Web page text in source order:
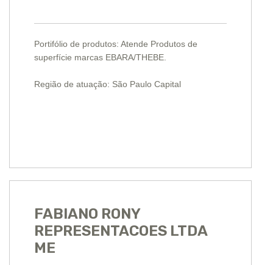
Portifólio de produtos: Atende Produtos de
superfície marcas EBARA/THEBE.
Região de atuação: São Paulo Capital
FABIANO RONY
REPRESENTACOES LTDA
ME